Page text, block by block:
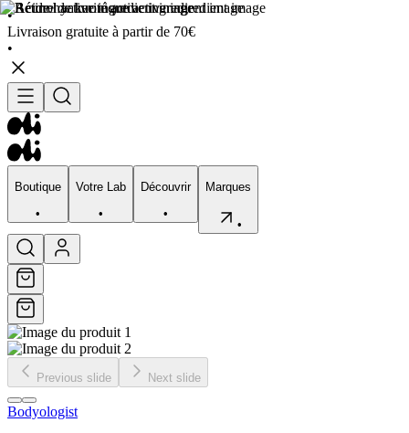
•
Livraison gratuite à partir de 70€
•
Boutique
•
Votre Lab
•
Découvrir
•
Marques
•
Boutique
•
Votre Lab
Visage
Previous slide Next slide
Bodyologist